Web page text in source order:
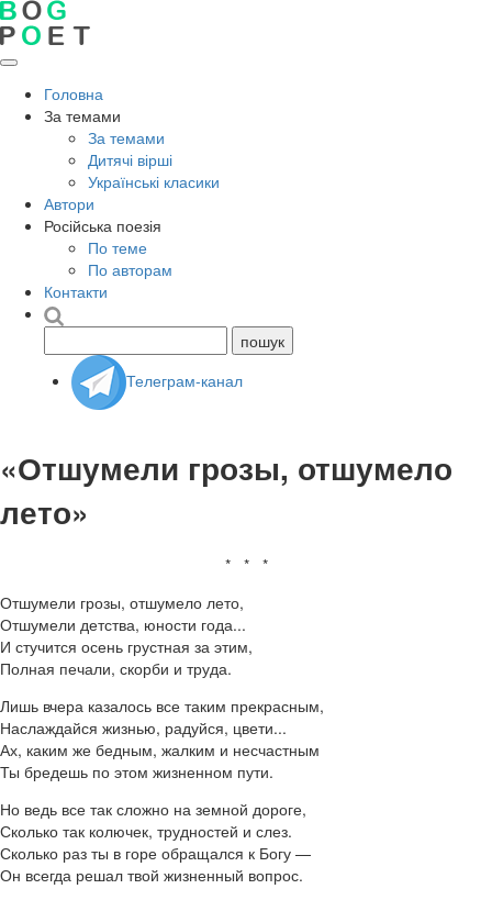
Головна
За темами
За темами
Дитячі вірші
Українські класики
Автори
Російська поезія
По теме
По авторам
Контакти
Телеграм-канал
«Отшумели грозы, отшумело
лето»
* * *
Отшумели грозы, отшумело лето,
Отшумели детства, юности года...
И стучится осень грустная за этим,
Полная печали, скорби и труда.
Лишь вчера казалось все таким прекрасным,
Наслаждайся жизнью, радуйся, цвети...
Ах, каким же бедным, жалким и несчастным
Ты бредешь по этом жизненном пути.
Но ведь все так сложно на земной дороге,
Сколько так колючек, трудностей и слез.
Сколько раз ты в горе обращался к Богу —
Он всегда решал твой жизненный вопрос.